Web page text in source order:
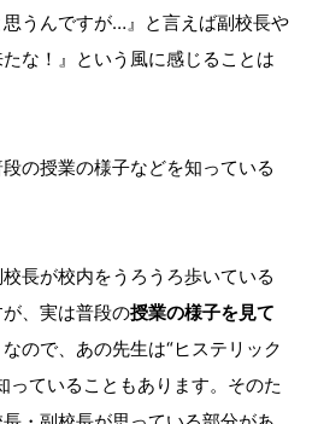
うんですが…』と言えば副校長や
な！』という風に感じることは
の授業の様子などを知っている
校長が校内をうろうろ歩いている
、実は普段の授業の様子を見て
ので、あの先生は“ヒステリック
っていることもあります。そのた